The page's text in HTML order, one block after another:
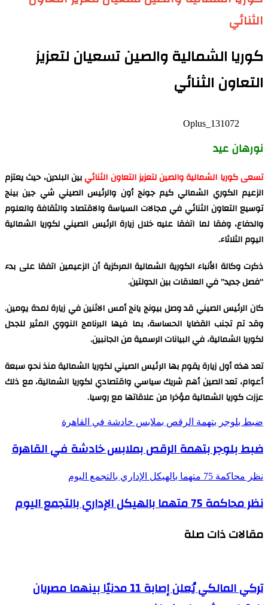
الثنائي
كوريا الشمالية والصين تسعيان لتعزيز
التعاون الثنائي
Oplus_131072
نورهان عيد
تسعى كوريا الشمالية والصين لتعزيز التعاون الثنائيبين البلدين، حيث يعتزم
الزعيم الكوري الشمالي كيم جونج أون والرئيس الصيني شي جين بينج
توسيع التعاون الثنائي في مجالات السياسة والاقتصاد والثقافة والعلوم
والدفاع، وفقا لما اتفقا عليه خلال زيارة الرئيس الصيني لكوريا الشمالية
اليوم الثلاثاء.
ذكرت وكالة الأنباء الكورية الشمالية المركزية أن الزعيمين اتفقا على بدء
“فصل جديد” في العلاقات بين الدولتين.
كان الرئيس الصيني قد وصل بيونج يانج أمس الاثنين في زيارة لمدة يومين.
وقد تم تجنب القضايا الحساسة، بما فيها البرنامج النووي المثير للجدل
لكوريا الشمالية، في البيانات الرسمية من الجانبين.
تعد هذه أول زيارة يقوم بها الرئيس الصيني لكوريا الشمالية منذ نحو سبعة
أعوام، تعد الصين أهم شريك سياسي واقتصادي لكوريا الشمالية، مع ذلك
عززت كوريا الشمالية مؤخرا من علاقاتها مع روسيا.
ضبط بلوجر بتهمة الرقص بملابس خادشة في القاهرة
ضبط بلوجر بتهمة الرقص بملابس خادشة في القاهرة
نظر محاكمة 75 متهما بالهيكل الإداري بالتجمع اليوم
نظر محاكمة 75 متهما بالهيكل الإداري بالتجمع اليوم
مقالات ذات صلة
تركي المالكي يُعلن إصابة 11 مدنيًا بينهما مصريان